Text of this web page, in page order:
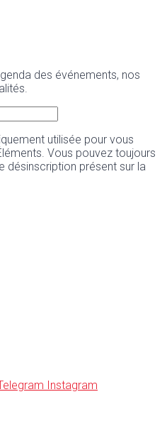
des événements, nos
utilisée pour vous
Vous pouvez toujours
désinscription présent sur la
Instagram